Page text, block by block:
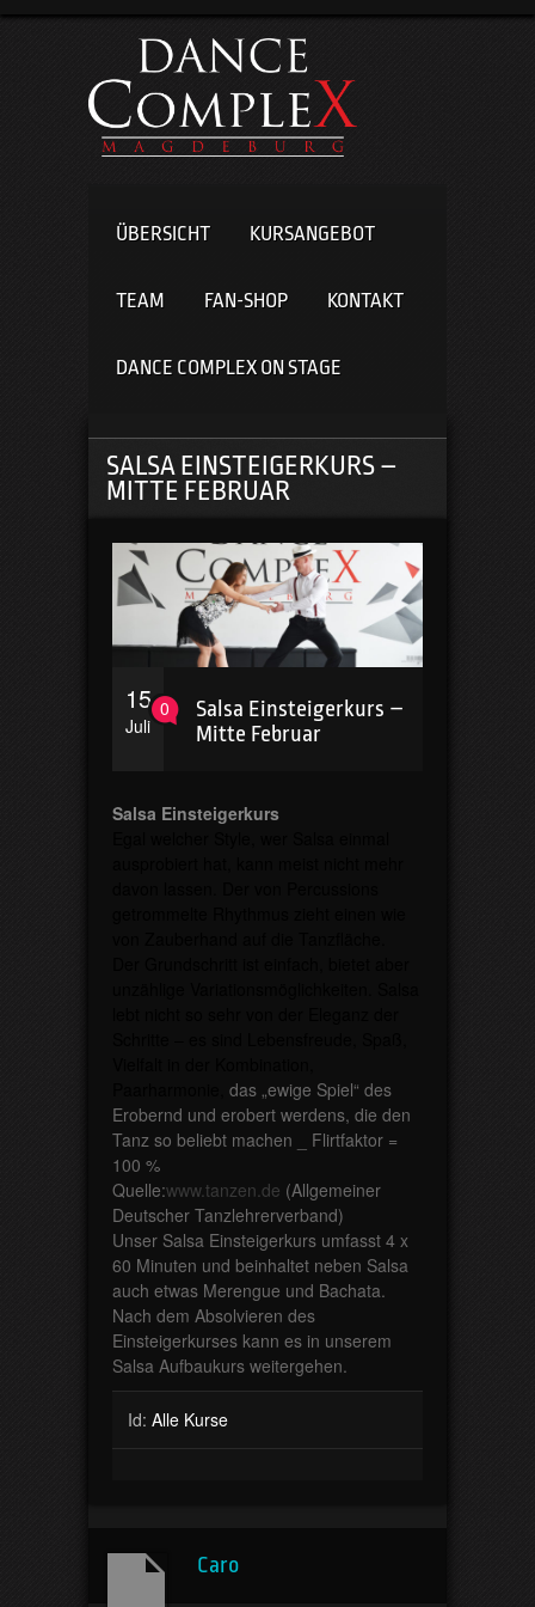
ÜBERSICHT KURSANGEBOT
TEAM FAN-SHOP KONTAKT
DANCE COMPLEX ON STAGE
SALSA EINSTEIGERKURS –
MITTE FEBRUAR
15
Juli
0
Salsa Einsteigerkurs –
Mitte Februar
Salsa Einsteigerkurs
das „ewige Spiel“ des
Erobernd und erobert werdens, die den
Tanz so beliebt machen _ Flirtfaktor =
100 %
Quelle:www.tanzen.de (Allgemeiner
Deutscher Tanzlehrerverband)
Unser Salsa Einsteigerkurs umfasst 4 x
60 Minuten und beinhaltet neben Salsa
auch etwas Merengue und Bachata.
Nach dem Absolvieren des
Einsteigerkurses kann es in unserem
Salsa Aufbaukurs weitergehen.
Id: Alle Kurse
Caro